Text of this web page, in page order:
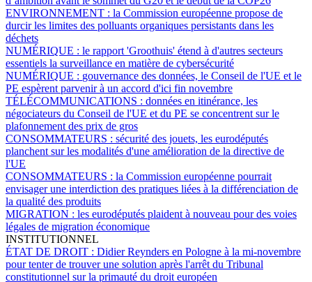
ENVIRONNEMENT : la Commission européenne propose de
durcir les limites des polluants organiques persistants dans les
déchets
NUMÉRIQUE : le rapport 'Groothuis' étend à d'autres secteurs
essentiels la surveillance en matière de cybersécurité
NUMÉRIQUE : gouvernance des données, le Conseil de l'UE et le
PE espèrent parvenir à un accord d'ici fin novembre
TÉLÉCOMMUNICATIONS : données en itinérance, les
négociateurs du Conseil de l'UE et du PE se concentrent sur le
plafonnement des prix de gros
CONSOMMATEURS : sécurité des jouets, les eurodéputés
planchent sur les modalités d'une amélioration de la directive de
l'UE
CONSOMMATEURS : la Commission européenne pourrait
envisager une interdiction des pratiques liées à la différenciation de
la qualité des produits
MIGRATION : les eurodéputés plaident à nouveau pour des voies
légales de migration économique
INSTITUTIONNEL
ÉTAT DE DROIT : Didier Reynders en Pologne à la mi-novembre
pour tenter de trouver une solution après l'arrêt du Tribunal
constitutionnel sur la primauté du droit européen